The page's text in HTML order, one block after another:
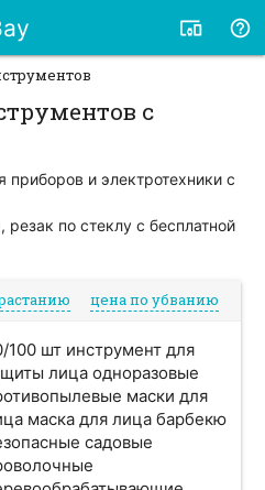
с
приборов и электротехники с
по стеклу с бесплатной
цена по убванию
100 шт инструмент для
лица одноразовые
маски для
маска для лица барбекю
садовые